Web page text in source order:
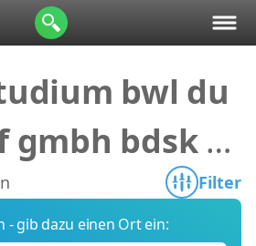
bwl du
gmbh bdsk st
html
Filter
- gib dazu einen Ort ein: